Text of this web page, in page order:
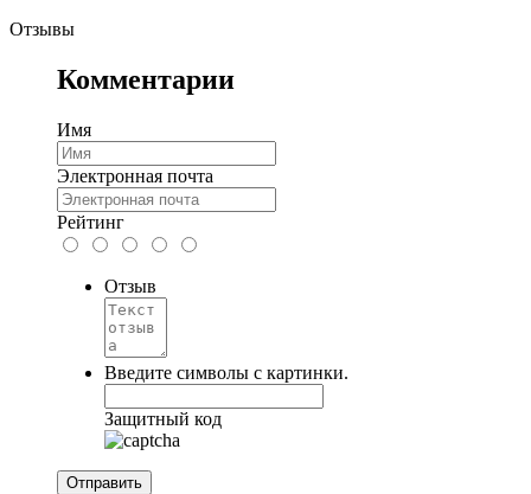
Отзывы
Комментарии
Имя
Электронная почта
Рейтинг
Отзыв
Введите символы с картинки.
Защитный код